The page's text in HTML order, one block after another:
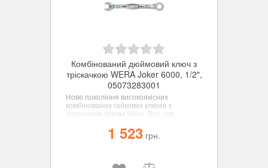
Комбінований дюймовий ключ з
тріскачкою WERA Joker 6000, 1/2",
05073283001
Нове покоління високоякісних
комбінованих гайкових ключів з
тріскачкою фірми Wera. Все, що
багато більше - швидше, краще,
красивіше - прямо-таки справжній
1 523 грн.